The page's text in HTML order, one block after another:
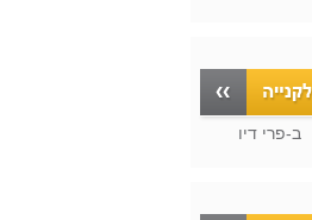
ב-פרי דיו